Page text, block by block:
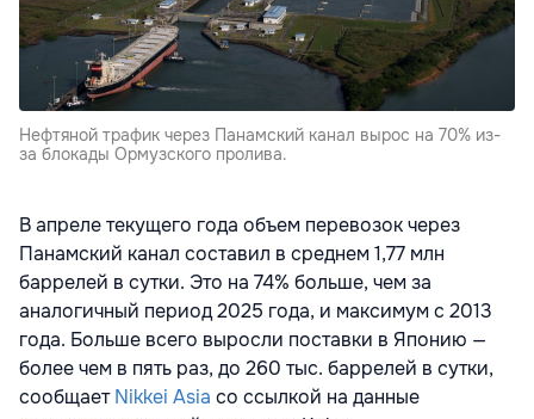
Нефтяной трафик через Панамский канал вырос на 70% из-
за блокады Ормузского пролива.
В апреле текущего года объем перевозок через
Панамский канал составил в среднем 1,77 млн
баррелей в сутки. Это на 74% больше, чем за
аналогичный период 2025 года, и максимум с 2013
года. Больше всего выросли поставки в Японию —
более чем в пять раз, до 260 тыс. баррелей в сутки,
сообщаетNikkei Asia со ссылкой на данные